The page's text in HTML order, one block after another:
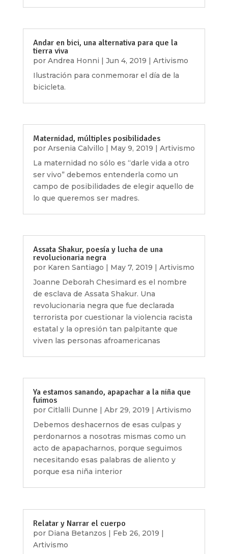
Andar en bici, una alternativa para que la
tierra viva
por Andrea Honni | Jun 4, 2019 | Artivismo
Ilustración para conmemorar el día de la
bicicleta.
Maternidad, múltiples posibilidades
por Arsenia Calvillo | May 9, 2019 | Artivismo
La maternidad no sólo es “darle vida a otro
ser vivo” debemos entenderla como un
campo de posibilidades de elegir aquello de
lo que queremos ser madres.
Assata Shakur, poesía y lucha de una
revolucionaria negra
por Karen Santiago | May 7, 2019 | Artivismo
Joanne Deborah Chesimard es el nombre
de esclava de Assata Shakur. Una
revolucionaria negra que fue declarada
terrorista por cuestionar la violencia racista
estatal y la opresión tan palpitante que
viven las personas afroamericanas
Ya estamos sanando, apapachar a la niña que
fuimos
por Citlalli Dunne Abr 29, 2019
Artivismo
Debemos deshacernos de esas culpas y
perdonarnos a nosotras mismas como un
acto de apapacharnos, porque seguimos
necesitando esas palabras de aliento y
porque esa niña interior
Relatar y Narrar el cuerpo
por Diana Betanzos | Feb 26, 2019 |
Artivismo